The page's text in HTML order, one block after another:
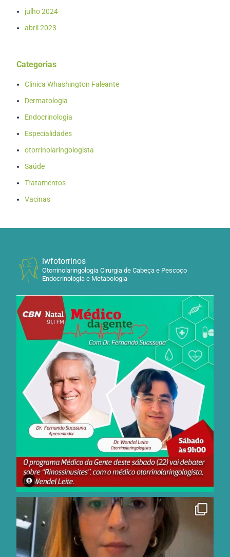
julho 2024
abril 2023
Categorias
Clinica Whashington Faleante
Dermatologia
Endocrinologia
Especialidades
otorrinolaringologista
Saúde
Tratamentos
Vacinas
iwfotorrinos
Otorrinolaringologia Cirurgia de Cabeça e Pescoço
Endocrinologia e Metabologia